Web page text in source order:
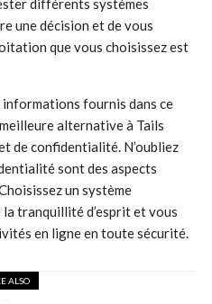
différents systèmes
une décision et de vous
que vous choisissez est
fournis dans ce
alternative à Tails
de confidentialité. N’oubliez
sont des aspects
un système
tranquillité d’esprit et vous
en ligne en toute sécurité.
ALSO